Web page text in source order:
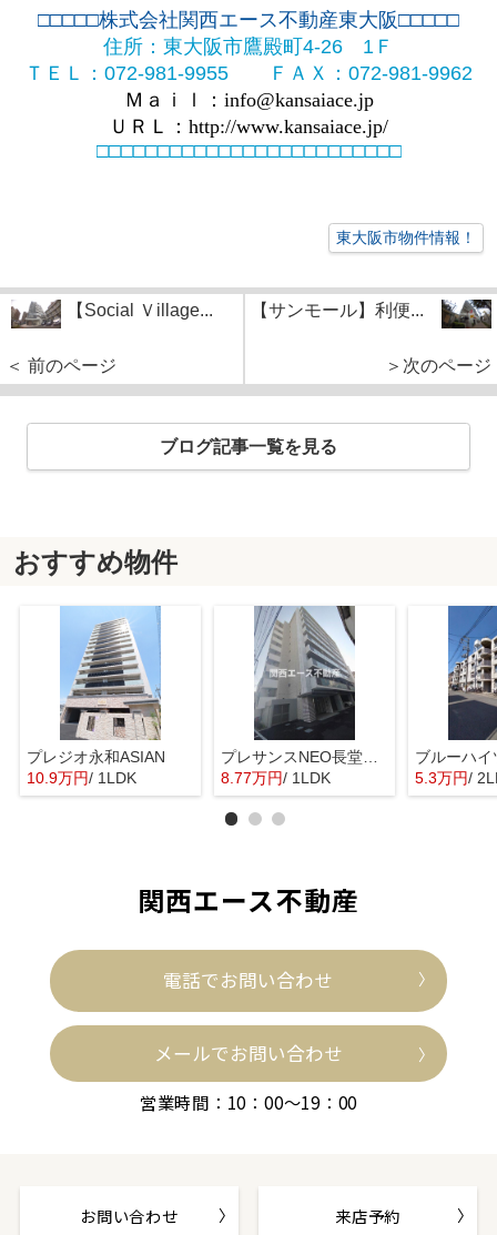
□□□□□株式会社関西エース不動産東大阪□□□□□
住所：東大阪市鷹殿町4-26 1 Ｆ
ＴＥＬ： 072-981-9955 ＦＡＸ： 072-981-9962
Ｍａｉｌ： info@kansaiace.jp
ＵＲＬ： http://www.kansaiace.jp/
□□□□□□□□□□□□□□□□□□□□□□□□□
東大阪市物件情報！
【Social Ｖillage...
＜ 前のページ
【サンモール】利便...
＞次のページ
ブログ記事一覧を見る
おすすめ物件
プレジオ永和ASIAN
10.9万円/ 1LDK
プレサンスNEO長堂アウローラ
8.77万円/ 1LDK
ブルーハイ
5.3万円/
関西エース不動産
電話でお問い合わせ
メールでお問い合わせ
営業時間：10：00～19：00
お問い合わせ 来店予約